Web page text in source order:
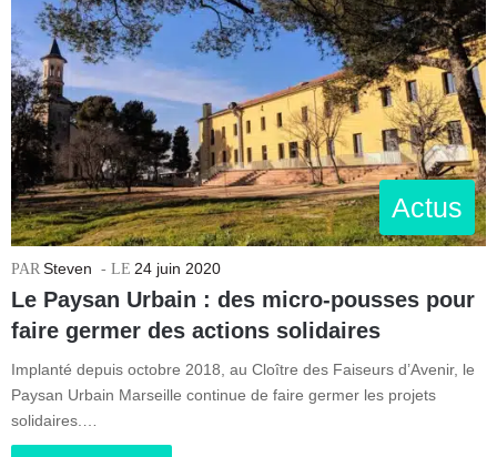
Actus
Steven 24 juin 2020
Le Paysan Urbain : des micro-pousses pour
faire germer des actions solidaires
Implanté depuis octobre 2018, au Cloître des Faiseurs d’Avenir, le
Paysan Urbain Marseille continue de faire germer les projets
solidaires.…